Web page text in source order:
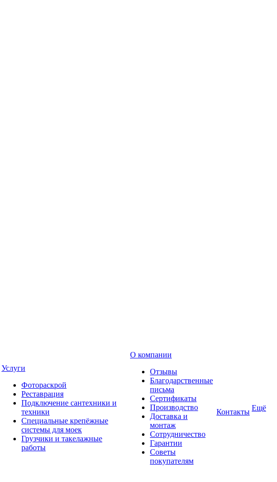
Услуги
Фотораскрой
Реставрация
Подключение сантехники и
техники
Специальные крепёжные
системы для моек
Грузчики и такелажные
работы
О компании
Отзывы
Благодарственные
письма
Сертификаты
Производство
Доставка и
монтаж
Сотрудничество
Гарантии
Советы
покупателям
Контакты Ещё